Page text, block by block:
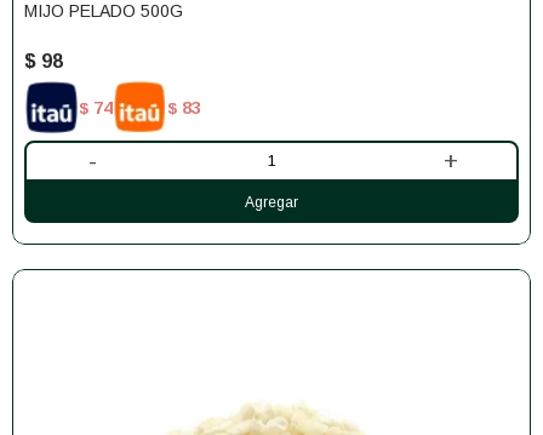
MIJO PELADO 500G
$ 98
$ 74 $ 83
- +